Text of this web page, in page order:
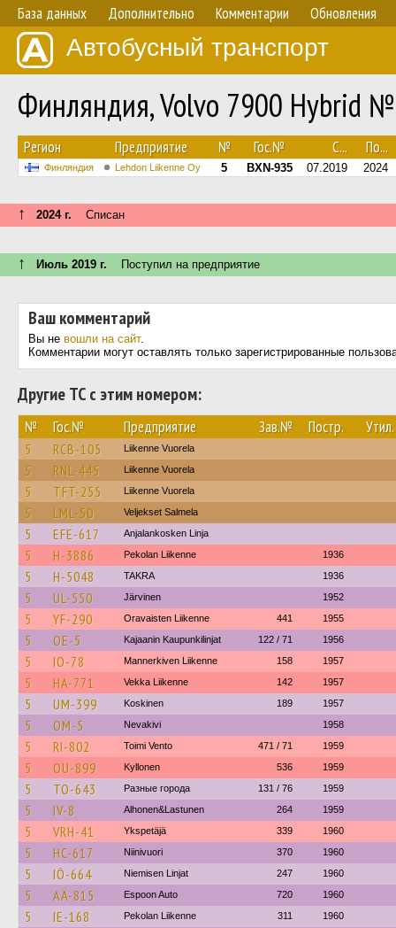
База данных Дополнительно Комментарии Обновления
Автобусный транспорт
Финляндия, Volvo 7900 Hybrid
Регион Предприятие № Гос.№ С... По...
Финляндия Lehdon Liikenne Oy 5 BXN-935 07.2019 2024
↑ 2024 г. Списан
↑ Июль 2019 г. Поступил на предприятие
Ваш комментарий
Вы не вошли на сайт.
Комментарии могут оставлять только зарегистрированные
Другие ТС с этим номером:
№ Гос.№ Предприятие Зав.№ Постр. Утил.
5 RCB-105 Liikenne Vuorela
5 RNL-445 Liikenne Vuorela
5 TFT-255 Liikenne Vuorela
5 LML-50 Veljekset Salmela
5 EFE-617 Anjalankosken Linja
5 H-3886 Pekolan Liikenne 1936
5 H-5048 TAKRA 1936
5 UL-550 Järvinen 1952
5 YF-290 Oravaisten Liikenne 441 1955
5 OE-5 Kajaanin Kaupunkilinjat 122 / 71 1956
5 IO-78 Mannerkiven Liikenne 158 1957
5 HA-771 Vekka Liikenne 142 1957
5 UM-399 Koskinen 189 1957
5 OM-5 Nevakivi 1958
5 RI-802 Toimi Vento 471 / 71 1959
5 OU-899 Kyllonen 536 1959
5 TO-643 Разные города 131 / 76 1959
5 IV-8 Alhonen&Lastunen 264 1959
5 VRH-41 Ykspetäjä 339 1960
5 HC-617 Niinivuori 370 1960
5 IÖ-664 Niemisen Linjat 247 1960
5 AÄ-815 Espoon Auto 720 1960
5 IE-168 Pekolan Liikenne 311 1960